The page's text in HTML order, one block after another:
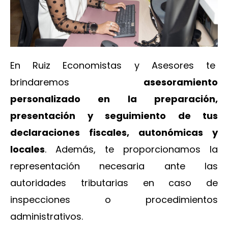
En Ruiz Economistas y Asesores te
brindaremos asesoramiento
personalizado en la preparación,
presentación y seguimiento de tus
declaraciones fiscales, autonómicas y
locales. Además, te proporcionamos la
representación necesaria ante las
autoridades tributarias en caso de
inspecciones o procedimientos
administrativos.